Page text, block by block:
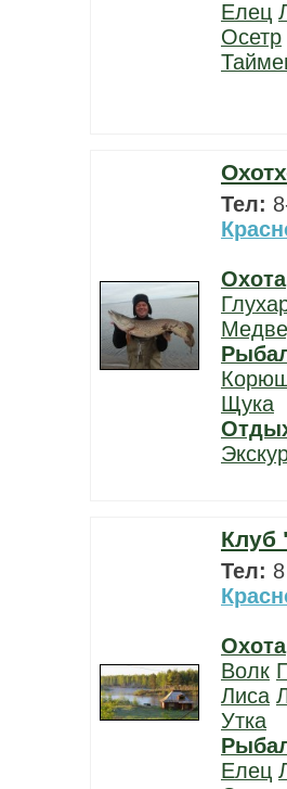
Елец
Осетр
Тел:
Охота
Щука
Клуб
Тел:
Охота
Волк
Лиса
Утка
Елец